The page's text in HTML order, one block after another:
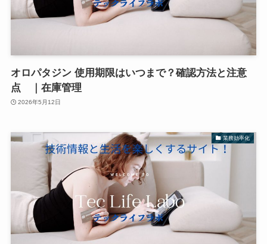
オロパタジン 使用期限はいつまで？確認方法と注意
点 ｜在庫管理
2026年5月12日
業務効率化